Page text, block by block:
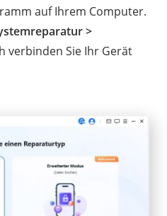
auf Ihrem Computer.
>
verbinden Sie Ihr Gerät